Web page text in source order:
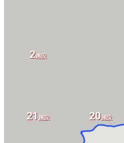
21 施設 20施設
2施設